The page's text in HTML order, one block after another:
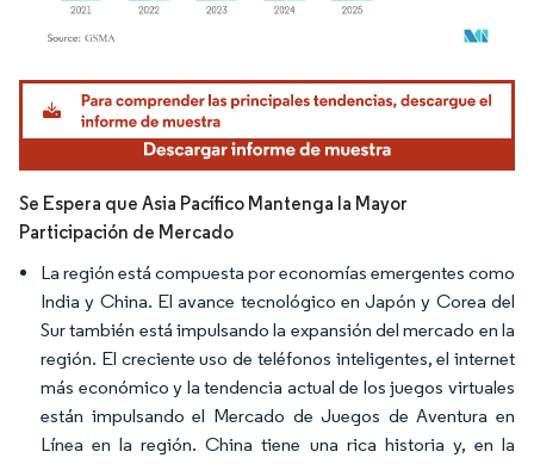
Imagen © Mordor Intelligence. El uso requiere atribución según CC BY 4.0.
Se Espera que Asia Pacífico Mantenga la Mayor
Participación de Mercado
La región está compuesta por economías emergentes como
India y China. El avance tecnológico en Japón y Corea del
Sur también está impulsando la expansión del mercado en la
región. El creciente uso de teléfonos inteligentes, el internet
más económico y la tendencia actual de los juegos virtuales
están impulsando el Mercado de Juegos de Aventura en
Línea en la región. China tiene una rica historia y, en la